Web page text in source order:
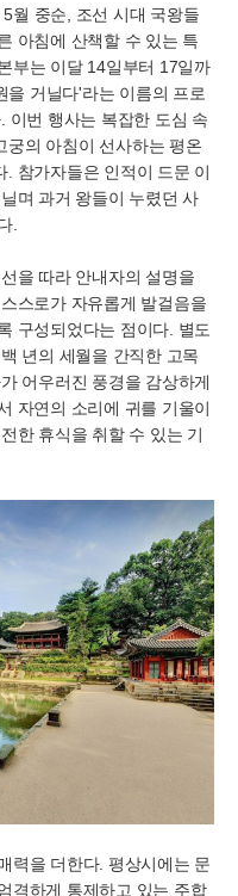
월 중순, 조선 시대 국왕들
아침에 산책할 수 있는 특
부는 이달 14일부터 17일까
을 거닐다'라는 이름의 프로
이번 행사는 복잡한 도심 속
궁의 아침이 선사하는 평온
참가자들은 인적이 드문 이
며 과거 왕들이 누렸던 사
.
을 따라 안내자의 설명을
스로가 자유롭게 발걸음을
구성되었다는 점이다. 별도
년의 세월을 간직한 고목
어우러진 풍경을 감상하게
자연의 소리에 귀를 기울이
한 휴식을 취할 수 있는 기
력을 더한다. 평상시에는 문
격하게 통제하고 있는 주합